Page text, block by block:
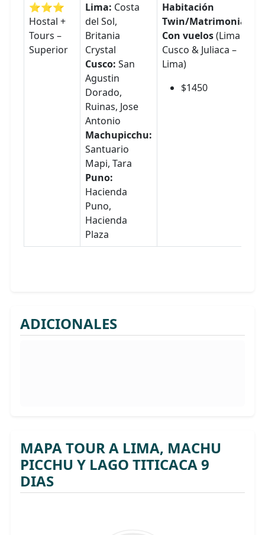
⭐⭐⭐
Hostal +
Tours –
Superior
Lima: Costa
del Sol,
Britania
Crystal
Cusco: San
Agustin
Dorado,
Ruinas, Jose
Antonio
Machupicchu:
Santuario
Mapi, Tara
Puno:
Hacienda
Puno,
Hacienda
Plaza
Habitación
Twin/Matrimonial
Con vuelos(Lima –
Cusco & Juliaca –
Lima)
$1450
ADICIONALES
MAPA TOUR A LIMA, MACHU
PICCHU Y LAGO TITICACA 9
DIAS